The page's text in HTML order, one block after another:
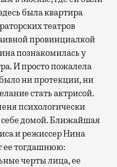
была квартира
театров
провинциалкой
познакомилась у
И просто пожалела
ни протекции, ни
стать актрисой.
психологически
себе домой. Ближайшая
и режиссер Нина
ее тогдашнюю:
черты лица, ее